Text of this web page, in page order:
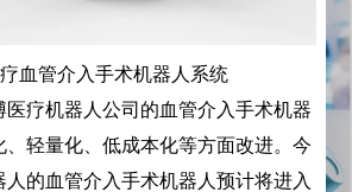
血管介入手术机器人系统
医疗机器人公司的血管介入手术机器
、轻量化、低成本化等方面改进。今
的血管介入手术机器人预计将进入